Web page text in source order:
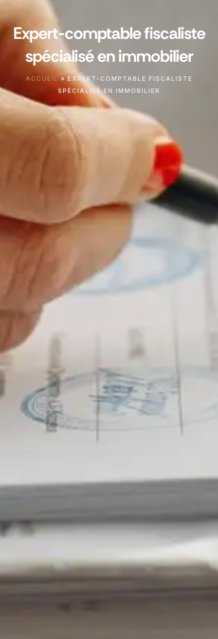
Expert-comptable fiscaliste
spécialisé en immobilier
ACCUEIL»EXPERT-COMPTABLE FISCALISTE
SPÉCIALISÉ EN IMMOBILIER